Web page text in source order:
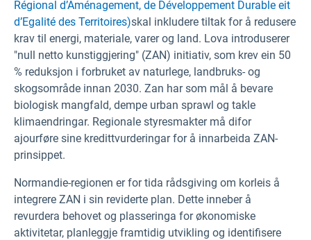
Régional d’Aménagement, de Développement Durable eit
d’Egalité des Territoires)skal inkludere tiltak for å redusere
krav til energi, materiale, varer og land. Lova introduserer
"null netto kunstiggjering" (ZAN) initiativ, som krev ein 50
% reduksjon i forbruket av naturlege, landbruks- og
skogsområde innan 2030. Zan har som mål å bevare
biologisk mangfald, dempe urban sprawl og takle
klimaendringar. Regionale styresmakter må difor
ajourføre sine kredittvurderingar for å innarbeida ZAN-
prinsippet.
Normandie-regionen er for tida rådsgiving om korleis å
integrere ZAN i sin reviderte plan. Dette inneber å
revurdera behovet og plasseringa for økonomiske
aktivitetar, planleggje framtidig utvikling og identifisere